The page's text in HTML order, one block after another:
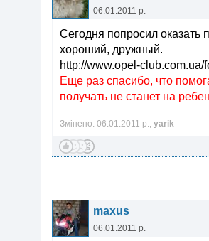
06.01.2011 р.
Сегодня попросил оказать
хороший, дружный.
http://www.opel-
Еще раз спасибо, что
получать не станет на
Змінено: 06.01.2011 р., yarik
maxus
06.01.2011 р.